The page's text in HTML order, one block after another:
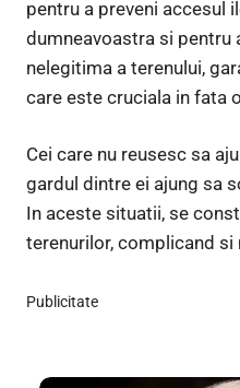
pentru a preveni accesul
dumneavoastra si pentru
nelegitima a terenului,
care este cruciala in fata
Cei care nu reusesc sa
gardul dintre ei ajung sa
In aceste situatii, se
terenurilor, complicand si
Publicitate